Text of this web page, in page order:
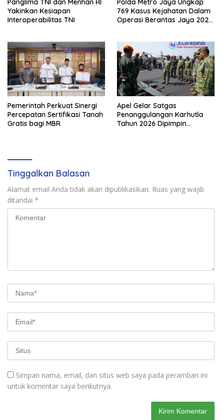
Yakinkan Kesiapan
Interoperabilitas TNI
769 Kasus Kejahatan Dalam
Operasi Berantas Jaya 2026,
Pemerintah Perkuat Sinergi
Percepatan Sertifikasi Tanah
Gratis bagi MBR
Apel Gelar Satgas
Penanggulangan Karhutla
Tahun 2026 Dipimpin
Tinggalkan Balasan
Alamat email Anda tidak akan dipublikasikan. Ruas yang wajib
ditandai *
Simpan nama, email, dan situs web saya pada peramban ini
untuk komentar saya berikutnya.